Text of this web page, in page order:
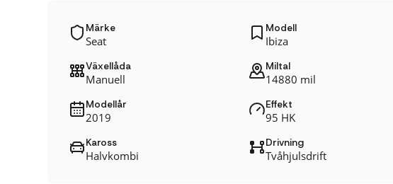
Märke
Seat
Modell
Ibiza
Växellåda
Manuell
Miltal
14880 mil
Modellår
2019
Effekt
95 HK
Kaross
Halvkombi
Drivning
Tvåhjulsdrift